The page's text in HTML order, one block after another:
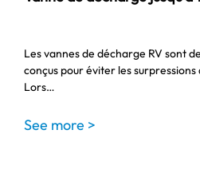
Les vannes de décharge RV sont
conçus pour éviter les surpressions
Lors…
See more >